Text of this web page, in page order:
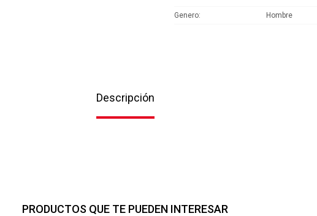
Genero Hombre
Descripción
PRODUCTOS QUE TE PUEDEN INTERESAR